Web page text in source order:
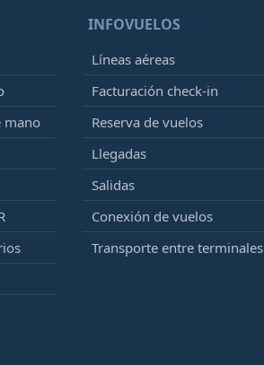
mano
INFOVUELOS
Líneas aéreas
Facturación check-in
Reserva de vuelos
Llegadas
Salidas
Conexión de vuelos
Transporte entre terminales